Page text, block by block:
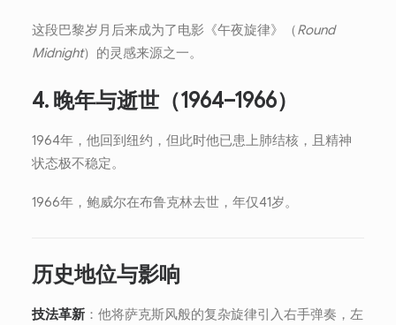
这段巴黎岁月后来成为了电影《午夜旋律》（Round
Midnight）的灵感来源之一。
4. 晚年与逝世（1964–1966）
1964年，他回到纽约，但此时他已患上肺结核，且精神
状态极不稳定。
1966年，鲍威尔在布鲁克林去世，年仅41岁。
历史地位与影响
技法革新 ：他将萨克斯风般的复杂旋律引入右手弹奏，左